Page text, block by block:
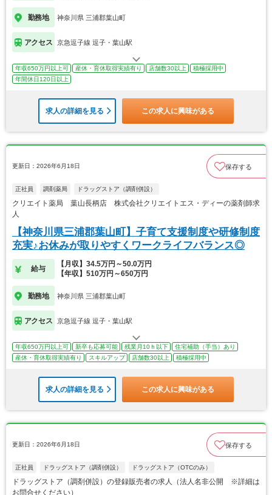
勤務地 神奈川県 三浦郡葉山町
アクセス 京急逗子線 逗子・葉山駅
年収650万円以上可 産休・育休取得実績有り 店舗数30以上
積極採用中
年間休日120日以上
求人の詳細を見る この求人に興味がある
更新日：2026年6月18日 保存する
正社員 調剤薬局 ドラッグストア（調剤併設）
クリエイト薬局 葉山長柄店 株式会社クリエイトエス・ディーの薬剤師求
人
【神奈川県三浦郡葉山町】子育て支援制度や研修制度
充実♪お休みが取りやすくワークライフバランス◎
給与
【月収】34.5万円～50.0万円
【年収】510万円～650万円
勤務地 神奈川県 三浦郡葉山町
アクセス 京急逗子線 逗子・葉山駅
年収650万円以上可 新卒も応募可能 残業月10ｈ以下
住宅補助（手当）あり
産休・育休取得実績有り
スキルアップ 店舗数30以上 積極採用中
求人の詳細を見る この求人に興味がある
更新日：2026年6月18日 保存する
正社員 ドラッグストア（調剤併設） ドラッグストア（OTCのみ）
ドラッグストア（調剤併設）の登録販売者の求人（法人名非公開 ※詳細は
お問合せください）